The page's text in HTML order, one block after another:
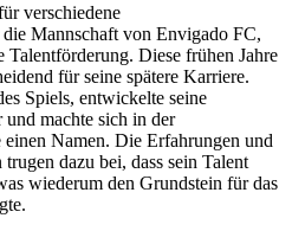
verschiedene
Mannschaft von Envigado FC,
Talentförderung. Diese frühen Jahre
für seine spätere Karriere.
Spiels, entwickelte seine
machte sich in der
Namen. Die Erfahrungen und
dazu bei, dass sein Talent
wiederum den Grundstein für das